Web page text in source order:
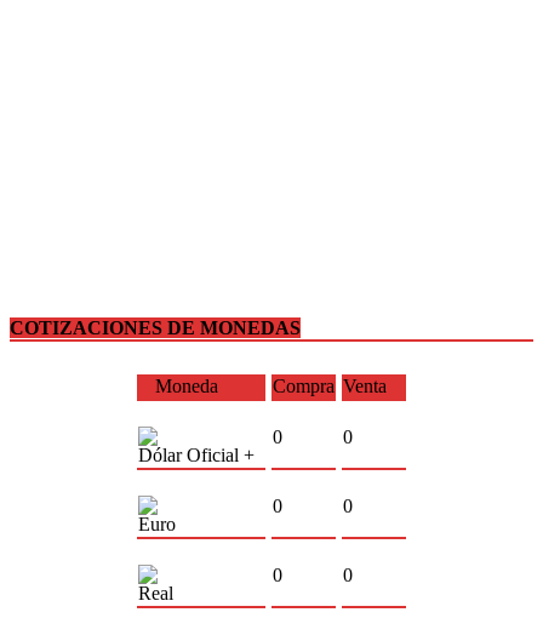
COTIZACIONES DE MONEDAS
Moneda Compra Venta
Dólar Oficial +
0 0
Euro
0 0
Real
0 0